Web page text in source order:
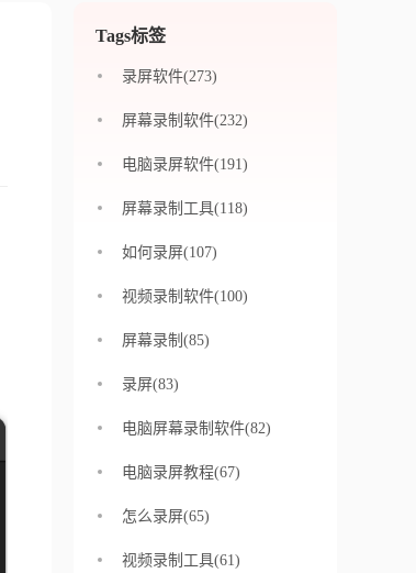
Tags标签
录屏软件(273)
屏幕录制软件(232)
电脑录屏软件(191)
屏幕录制工具(118)
如何录屏(107)
视频录制软件(100)
屏幕录制(85)
录屏(83)
电脑屏幕录制软件(82)
电脑录屏教程(67)
怎么录屏(65)
视频录制工具(61)